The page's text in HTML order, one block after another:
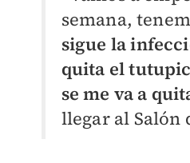
semana,
sigue la
quita el
se me va a
llegar al Salón